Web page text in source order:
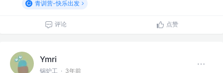
青训营-快乐出发
评论 点赞
Ymri
锅炉工 · 3年前